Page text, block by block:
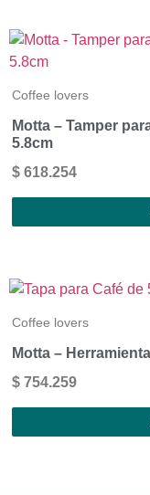
Coffee lovers
Motta – Tamper
5.8cm
$ 618.254
Coffee lovers
Motta –
$ 754.259